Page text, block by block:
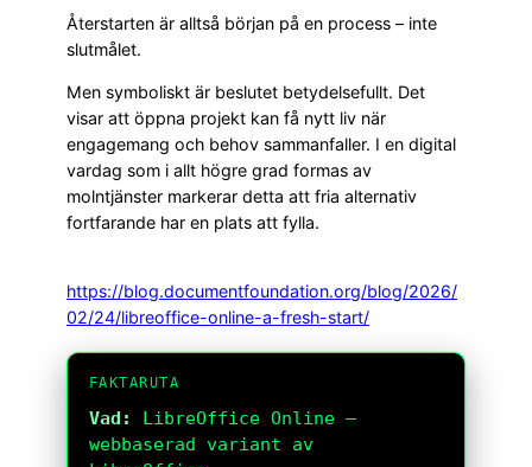
Återstarten är alltså början på en process – inte
slutmålet.
Men symboliskt är beslutet betydelsefullt. Det
visar att öppna projekt kan få nytt liv när
engagemang och behov sammanfaller. I en digital
vardag som i allt högre grad formas av
molntjänster markerar detta att fria alternativ
fortfarande har en plats att fylla.
https://blog.documentfoundation.org/blog/2026/
02/24/libreoffice-online-a-fresh-start/
FAKTARUTA
Vad:
LibreOffice Online –
webbaserad variant av